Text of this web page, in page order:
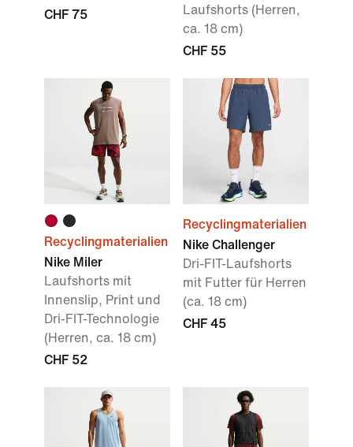
CHF 75
Laufshorts (Herren,
ca. 18 cm)
CHF 55
Recyclingmaterialien
Nike Miler
Laufshorts mit
Innenslip, Print und
Dri-FIT-Technologie
(Herren, ca. 18 cm)
CHF 52
Recyclingmaterialien
Nike Challenger
Dri-FIT-Laufshorts
mit Futter für Herren
(ca. 18 cm)
CHF 45